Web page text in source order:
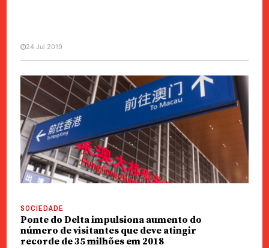
SOCIEDADE
Ponte HKZM | Coutinho quer
auto-silo aberto ao público
24 Jul 2019
SOCIEDADE
Ponte do Delta impulsiona aumento do
número de visitantes que deve atingir
recorde de 35 milhões em 2018